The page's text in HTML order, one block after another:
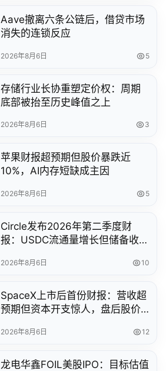
Aave撤离六条公链后，借贷市场
消失的连锁反应
2026年8月6日 5
存储行业长协重塑定价权：周期
底部被抬至历史峰值之上
2026年8月6日 3
苹果财报超预期但股价暴跌近
10%，AI内存短缺成主因
2026年8月6日 5
Circle发布2026年第二季度财
报：USDC流通量增长但储备收益
2026年8月6日 10
SpaceX上市后首份财报：营收超
预期但资本开支惊人，盘后股价
2026年8月6日 12
龙电华鑫FOIL美股IPO：目标估值